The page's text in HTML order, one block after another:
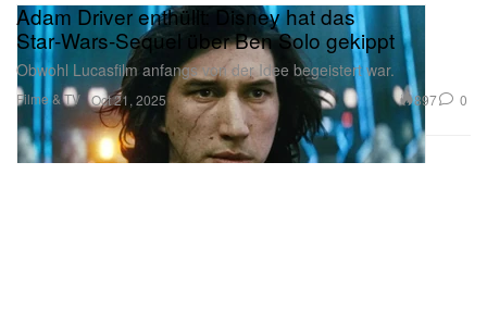
Filme & TV
Adam Driver enthüllt: Disney hat das
Star‑Wars‑Sequel über Ben Solo gekippt
Obwohl Lucasfilm anfangs von der Idee begeistert war.
Oct 21, 2025 897 0